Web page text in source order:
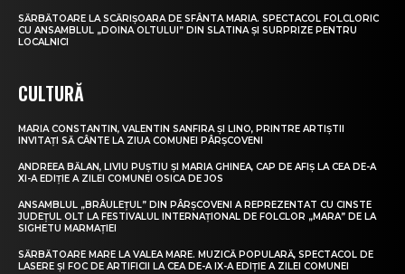
SĂRBĂTOARE LA SCĂRIȘOARA DE SFÂNTA MARIA. SPECTACOL FOLCLORIC
CU ANSAMBLUL „DOINA OLTULUI” DIN SLATINA ȘI SURPRIZE PENTRU
LOCALNICI
CULTURĂ
MARIA CONSTANTIN, VALENTIN SANFIRA ȘI LINO, PRINTRE ARTIȘTII
INVITAȚI SĂ CÂNTE LA ZIUA COMUNEI PÂRȘCOVENI
ANDREEA BĂLAN, LIVIU PUȘTIU ȘI MARIA GHINEA, CAP DE AFIȘ LA CEA DE-A
XI-A EDIȚIE A ZILEI COMUNEI OSICA DE JOS
ANSAMBLUL „BRÂULEȚUL” DIN PÂRȘCOVENI A REPREZENTAT CU CINSTE
JUDEȚUL OLT LA FESTIVALUL INTERNAȚIONAL DE FOLCLOR „MARA” DE LA
SIGHETU MARMAȚIEI
SĂRBĂTOARE MARE LA VALEA MARE. MUZICĂ POPULARĂ, SPECTACOL DE
LASERE ȘI FOC DE ARTIFICII LA CEA DE-A IX-A EDIȚIE A ZILEI COMUNEI